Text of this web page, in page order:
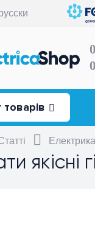
товарів
та вимикачі
Електрика
якісні